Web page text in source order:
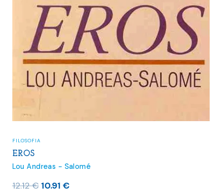
FILOSOFIA
EROS
Lou Andreas - Salomé
12.12€ O
10.91 €O